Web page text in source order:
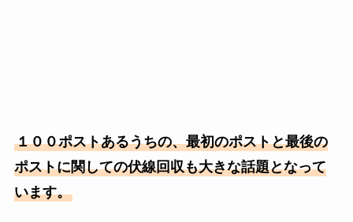
１００ポストあるうちの、最初のポストと最後の
ポストに関しての伏線回収も大きな話題となって
います。